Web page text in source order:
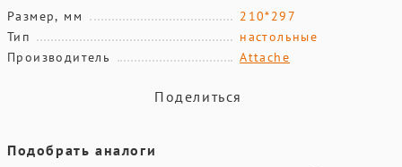
Размер, мм
210*297
Тип
настольные
Производитель
Attache
Поделиться
Подобрать аналоги